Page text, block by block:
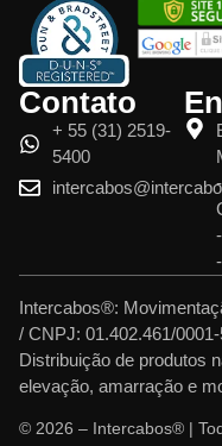
Contato
+ 55 (31) 2519-
5400
Intercabos®:
/ CNPJ: 01.402.461/
Distribuição de produtos
elevação, amarração e
© 2026 – Intercabos® |